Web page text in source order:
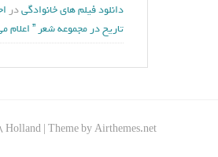
دانلود فيلم های خانوادگیدر
تاریخ در مجموعه شعر ” اعلام
| Theme by Airthemes.net.